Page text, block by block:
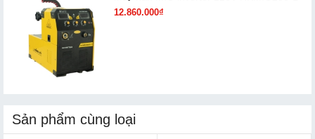
12.860.000₫
Sản phẩm cùng loại